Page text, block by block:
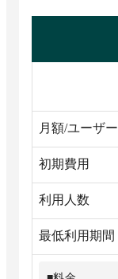
月額/ユーザー
初期費用
利用人数
最低利用期間